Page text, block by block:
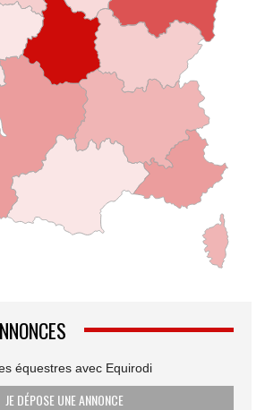
équestres avec Equirodi
JE DÉPOSE UNE ANNONCE